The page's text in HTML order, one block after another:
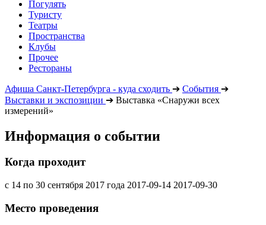
Погулять
Туристу
Театры
Пространства
Клубы
Прочее
Рестораны
Афиша Санкт-Петербурга - куда сходить ➔ События ➔
Выставки и экспозиции ➔ Выставка «Снаружи всех
измерений»
Информация о событии
Когда проходит
с 14 по 30 сентября 2017 года 2017-09-14 2017-09-30
Место проведения